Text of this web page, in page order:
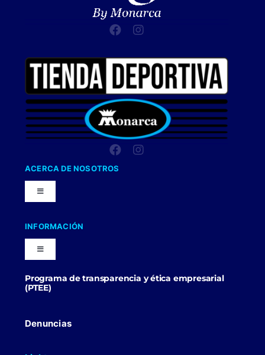
ACERCA DE NOSOTROS
Toggle
Navigation
Nuestra Compañia
Trabaja con nosotros
INFORMACIÓN
Toggle
Navigation
BlogPrograma de transparencia y ética empresarial
(PTEE)
Denuncias